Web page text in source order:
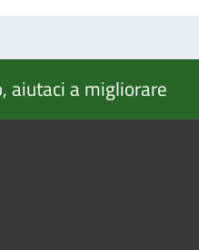
aiutaci a migliorare